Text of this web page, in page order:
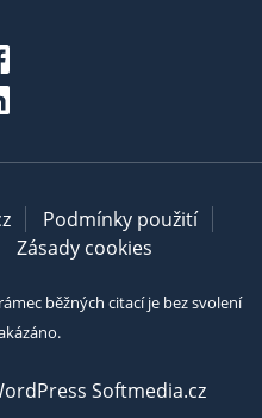
Podmínky použití
Zásady cookies
běžných citací je bez svolení
Softmedia.cz